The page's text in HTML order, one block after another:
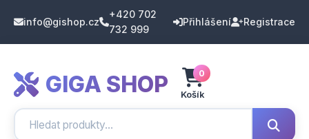
info@gishop.cz
+420 702
732 999
Přihlášení Registrace
GIGA SHOP 0
Košík